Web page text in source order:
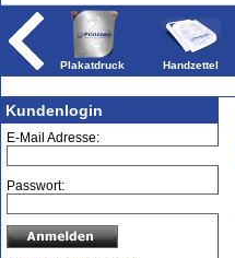
Plakatdruck Handzettel
Kundenlogin
E-Mail Adresse:
Passwort: